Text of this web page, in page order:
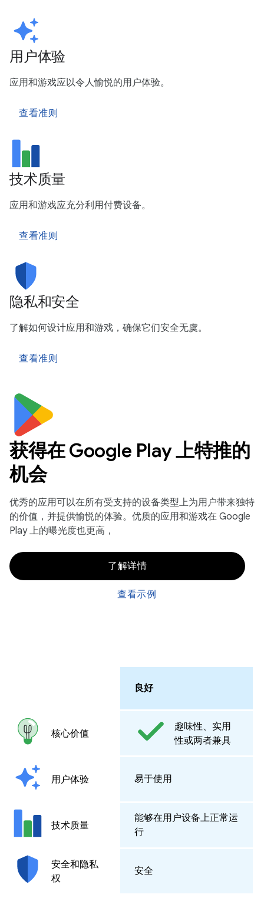
用户体验
应用和游戏应以令人愉悦的用户体验。
查看准则
技术质量
应用和游戏应充分利用付费设备。
查看准则
隐私和安全
了解如何设计应用和游戏，确保它们安全无虞。
查看准则
获得在 Google Play 上特推的
机会
优秀的应用可以在所有受支持的设备类型上为用户带来独特
的价值，并提供愉悦的体验。优质的应用和游戏在 Google
Play 上的曝光度也更高，
了解详情
查看示例
良好
核心价值
趣味性、实用
性或两者兼具
用户体验 易于使用
技术质量
能够在用户设备上正常运
行
安全和隐私
权
安全